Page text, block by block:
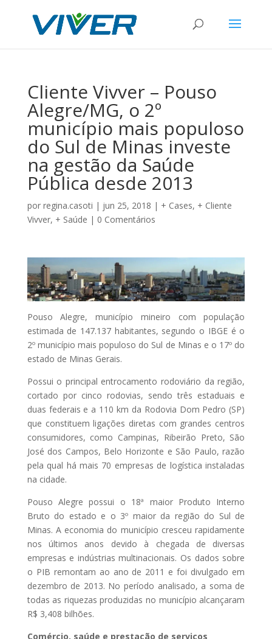
Cliente Vivver – Pouso
Alegre/MG, o 2º
município mais populoso
do Sul de Minas investe
na gestão da Saúde
Pública desde 2013
por regina.casoti | jun 25, 2018 | + Cases, + Cliente
Vivver, + Saúde | 0 Comentários
Pouso Alegre, município mineiro com população
estimada de 147.137 habitantes, segundo o IBGE é o
2º município mais populoso do Sul de Minas e o 17º do
estado de Minas Gerais.
Possui o principal entrocamento rodoviário da região,
cortado por cinco rodovias, sendo três estaduais e
duas federais e a 110 km da Rodovia Dom Pedro (SP)
que constituem ligações diretas com grandes centros
consumidores, como Campinas, Ribeirão Preto, São
José dos Campos, Belo Horizonte e São Paulo, razão
pela qual há mais 70 empresas de logística instaladas
na cidade.
Pouso Alegre possui o 18ª maior Produto Interno
Bruto do estado e o 3º maior da região do Sul de
Minas. A economia do município cresceu rapidamente
nos últimos anos devido à chegada de diversas
empresas e indústrias multinacionais. Os dados sobre
o PIB remontam ao ano de 2011 e foi divulgado em
dezembro de 2013. No período analisado, a soma de
todas as riquezas produzidas no município alcançaram
R$ 3,408 bilhões.
Comércio, saúde e prestação de serviços